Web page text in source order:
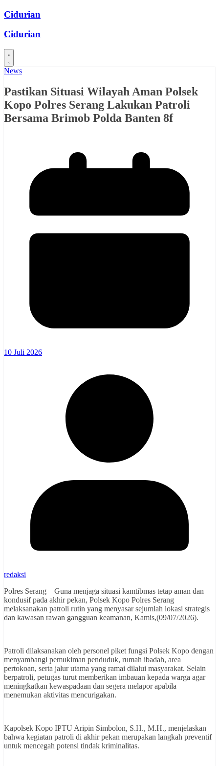
Skip
content
Cidurian
Cidurian
News
Pastikan Situasi Wilayah Aman Polsek
Kopo Polres Serang Lakukan Patroli
Bersama Brimob Polda Banten 8f
10 Juli 2026
redaksi
Polres Serang – Guna menjaga situasi kamtibmas tetap aman dan
kondusif pada akhir pekan, Polsek Kopo Polres Serang
melaksanakan patroli rutin yang menyasar sejumlah lokasi strategis
dan kawasan rawan gangguan keamanan, Kamis,(09/07/2026).
Patroli dilaksanakan oleh personel piket fungsi Polsek Kopo dengan
menyambangi pemukiman penduduk, rumah ibadah, area
pertokoan, serta jalur utama yang ramai dilalui masyarakat. Selain
berpatroli, petugas turut memberikan imbauan kepada warga agar
meningkatkan kewaspadaan dan segera melapor apabila
menemukan aktivitas mencurigakan.
Kapolsek Kopo IPTU Aripin Simbolon, S.H., M.H., menjelaskan
bahwa kegiatan patroli di akhir pekan merupakan langkah preventif
untuk mencegah potensi tindak kriminalitas.